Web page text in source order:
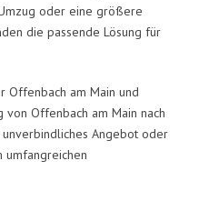
oder eine größere
die passende Lösung für
Offenbach am Main und
Offenbach am Main nach
Angebot oder